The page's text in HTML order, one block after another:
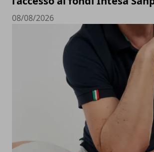
08/08/2026